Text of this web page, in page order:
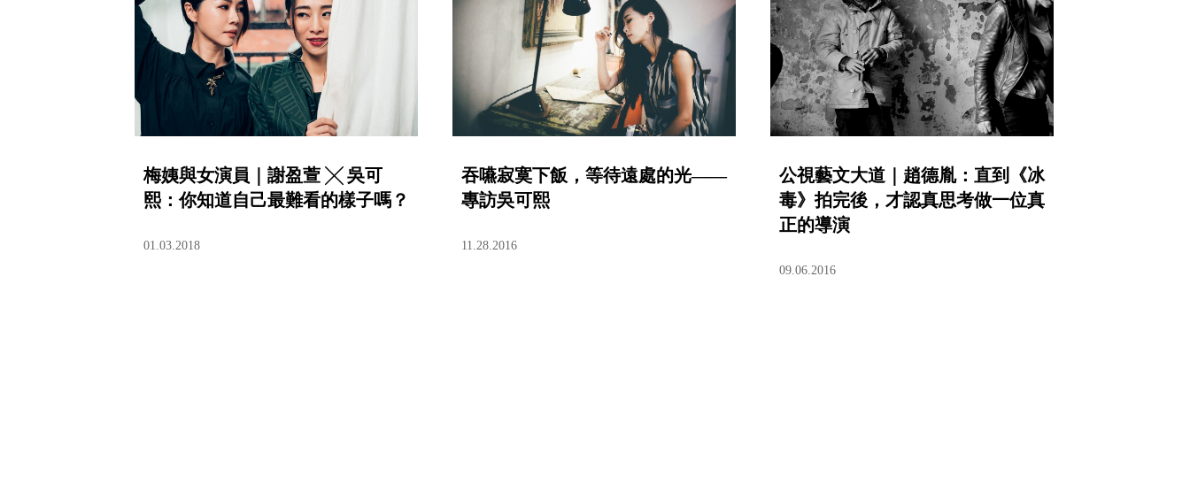
梅姨與女演員｜謝盈萱 ╳ 吳可
熙：你知道自己最難看的樣子嗎？
01.03.2018
吞嚥寂寞下飯，等待遠處的光——
專訪吳可熙
11.28.2016
公視藝文大道｜趙德胤：直到《冰
毒》拍完後，才認真思考做一位真
正的導演
09.06.2016